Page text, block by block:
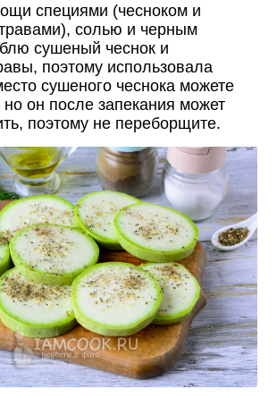
специями (чесноком и
солью и черным
сушеный чеснок и
поэтому использовала
сушеного чеснока можете
но он после запекания может
поэтому не переборщите.